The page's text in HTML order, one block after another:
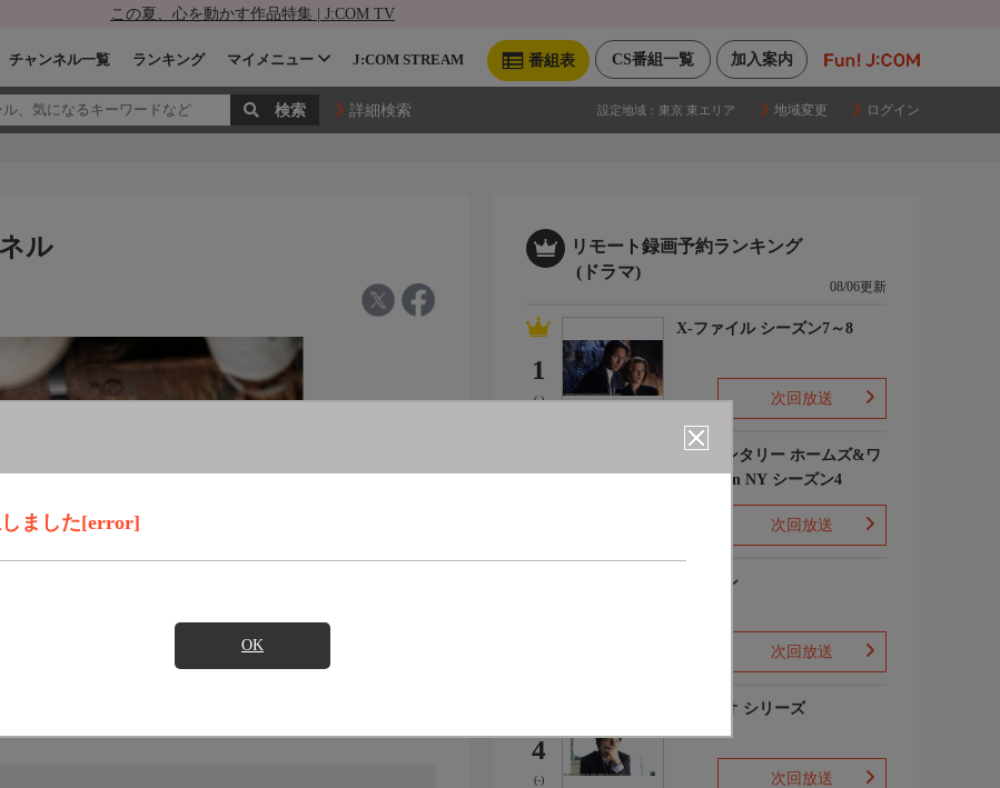
この夏、心を動かす作品特集 | J:COM TV
加入案内
CS番組一覧
番組表
チャンネル一覧 ランキング マイメニュー J:COM STREAM
詳細検索 設定地域： 東京 東エリア 地域変更 ログイン
ました[error]
OK
ル
リモート録画予約ランキング
(ドラマ)
08/06更新
1
(-)
X-ファイル シーズン7～8
次回放送
エレメンタリー ホームズ&ワ
トソン in NY シーズン4
次回放送
下山メシ
次回放送
4
(-)
ガリレオ シリーズ
次回放送